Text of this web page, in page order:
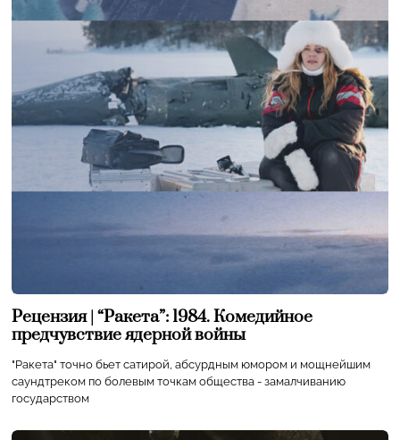
Рецензия | “Ракета”: 1984. Комедийное
предчувствие ядерной войны
"Ракета" точно бьет сатирой, абсурдным юмором и мощнейшим
саундтреком по болевым точкам общества - замалчиванию
государством